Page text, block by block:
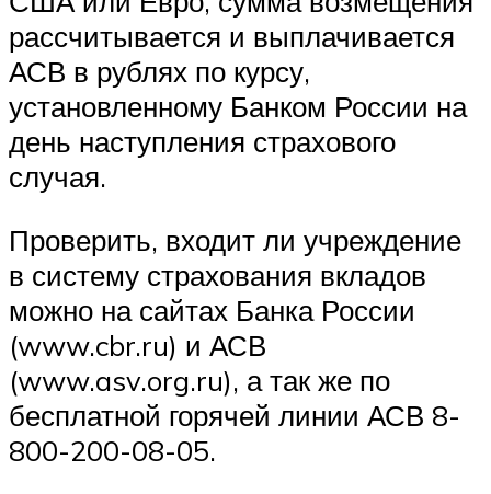
рассчитывается и выплачивается
АСВ в рублях по курсу,
установленному Банком России на
день наступления страхового
случая.
Проверить, входит ли учреждение
в систему страхования вкладов
можно на сайтах Банка России
(www.cbr.ru) и АСВ
(www.asv.org.ru), а так же по
бесплатной горячей линии АСВ 8-
800-200-08-05.